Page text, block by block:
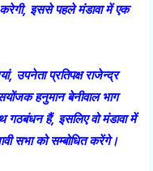
इससे पहले मंडावा में एक
उपनेता प्रतिपक्ष राजेन्द्र
हनुमान बेनीवाल भाग
गठबंधन हैं, इसलिए वो मंडावा में
सभा को सम्बोधित करेंगे।